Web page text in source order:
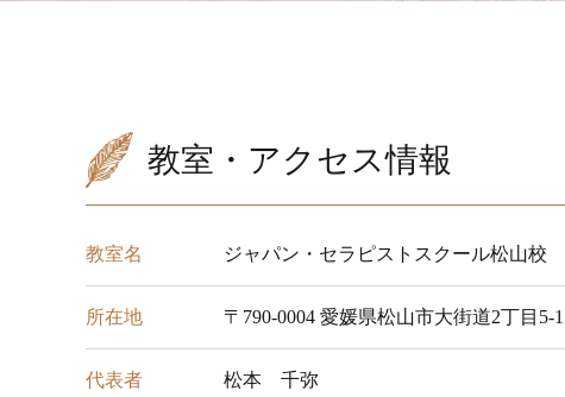
教室・アクセス情報
教室名 ジャパン・セラピストスクール松山校
所在地 〒790-0004 愛媛県松山市大街道2丁目5-
代表者 松本 千弥